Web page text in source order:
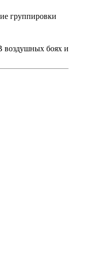
группировки
воздушных боях и